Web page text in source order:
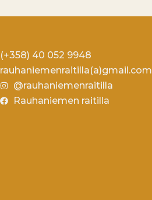
(+358) 40 052 9948
rauhaniemenraitilla(a)gmail.com
@rauhaniemenraitilla
Rauhaniemen raitilla